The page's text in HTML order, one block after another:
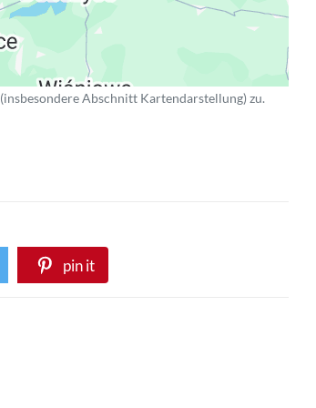
(insbesondere Abschnitt Kartendarstellung) zu.
pin it